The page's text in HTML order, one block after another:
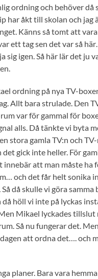
ordning och behöver då
har åkt till skolan och jag
Känns så tomt att
ett tag sen det var så
sig igen. Så här lär det ju
ordning på nya TV-
Allt bara strulade. Den
var för gammal för
alls. Då tänkte vi byta
stora gamla TV:n och
det gick inte heller. För
innebär att man måste ha
och det får helt sonika
då skulle vi göra
höll vi inte på lyckas
Mikael lyckades tillslut
Så nu fungerar det.
att ordna det…. och
planer. Bara vara